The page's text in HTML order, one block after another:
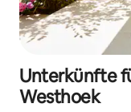
Unterkünfte
Westhoek